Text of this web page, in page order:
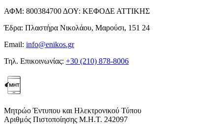
ΑΦΜ: 800384700 ΔΟΥ: ΚΕΦΟΔΕ ΑΤΤΙΚΗΣ
Έδρα: Πλαστήρα Νικολάου, Μαρούσι, 151 24
Email: info@enikos.gr
Τηλ. Επικοινωνίας: +30 (210) 878-8006
Μητρώο Έντυπου και Ηλεκτρονικού Τύπου
Αριθμός Πιστοποίησης Μ.Η.Τ. 242097